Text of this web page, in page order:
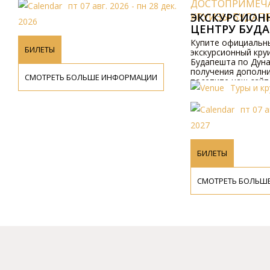
ДОСТОПРИМЕЧАТЕЛЬНОСТИ
КРУИЗЫ БУДАПЕШТ
ЭКСКУРСИОННЫЙ КРУИЗ ПО
ЦЕНТРУ БУДАПЕШТА
экскурсионный круиз по центру
Будапешта по Дунаю, Венгрия. Для
получения дополнительной информации
посетите наш сайт.
БИЛЕТЫ
СМОТРЕТЬ